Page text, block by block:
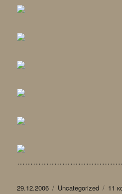
Опубликовано
29.12.2006 Рубрики
Uncategorized 11